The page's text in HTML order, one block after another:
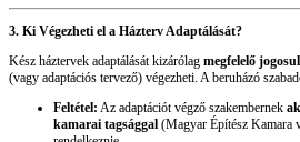
3. Ki Végezheti el a Házterv Adaptálását?
Kész háztervek adaptálását kizárólag megfelelő
(vagy adaptációs tervező) végezheti. A beruházó
Feltétel: Az adaptációt végző szakembernek
kamarai tagsággal (Magyar Építész Kamara